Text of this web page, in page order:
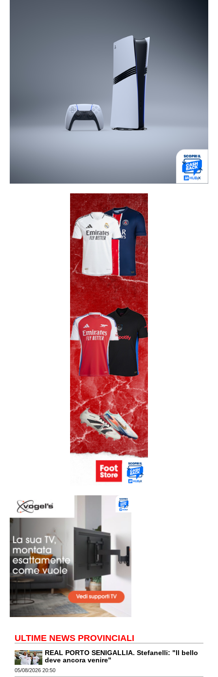
ULTIME NEWS PROVINCIALI
REAL PORTO SENIGALLIA. Stefanelli: "Il bello
deve ancora venire"
05/08/2026 20:50